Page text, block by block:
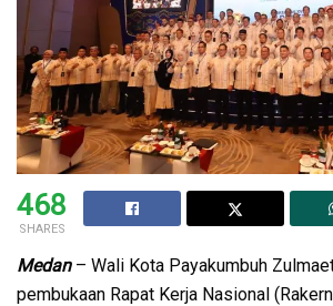
468
SHARES
Medan– Wali Kota Payakumbuh
pembukaan Rapat Kerja Nasional